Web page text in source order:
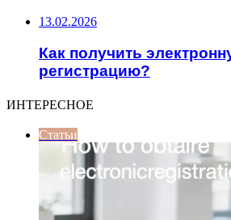
13.02.2026
Как получить
регистрацию?
ИНТЕРЕСНОЕ
Статьи